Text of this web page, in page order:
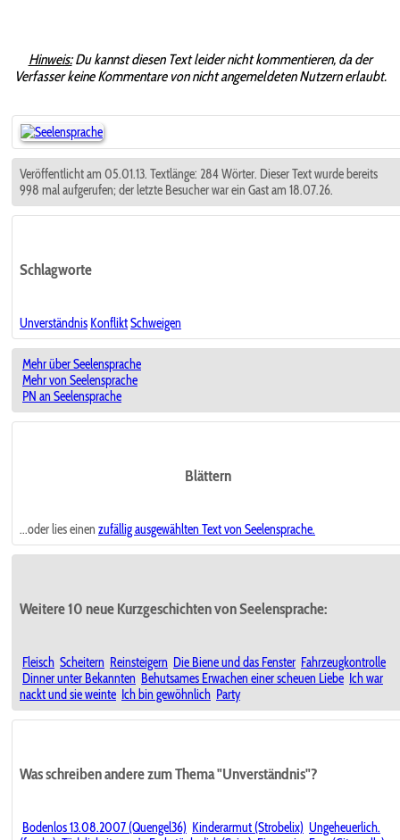
Hinweis:Du kannst diesen Text leider nicht kommentieren, da der
Verfasser keine Kommentare von nicht angemeldeten Nutzern erlaubt.
Veröffentlicht am 05.01.13. Textlänge: 284 Wörter. Dieser Text wurde bereits
998 mal aufgerufen; der letzte Besucher war ein Gast am 18.07.26.
Schlagworte
Unverständnis KonfliktSchweigen
Mehr über Seelensprache
Mehr von Seelensprache
PN an Seelensprache
Blättern
...oder lies einen zufällig ausgewählten Text von Seelensprache.
Weitere 10 neue Kurzgeschichten von Seelensprache:
Fleisch Scheitern Reinsteigern Die Biene und das Fenster Fahrzeugkontrolle
Dinner unter Bekannten Behutsames Erwachen einer scheuen Liebe Ich war
nackt und sie weinte Ich bin gewöhnlich Party
Was schreiben andere zum Thema "Unverständnis"?
Bodenlos 13.08.2007 (Quengel36) Kinderarmut (Strobelix) Ungeheuerlich.